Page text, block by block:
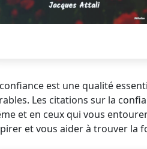
est une qualité
Les citations sur la
et en ceux qui vous
et vous aider à trouver la